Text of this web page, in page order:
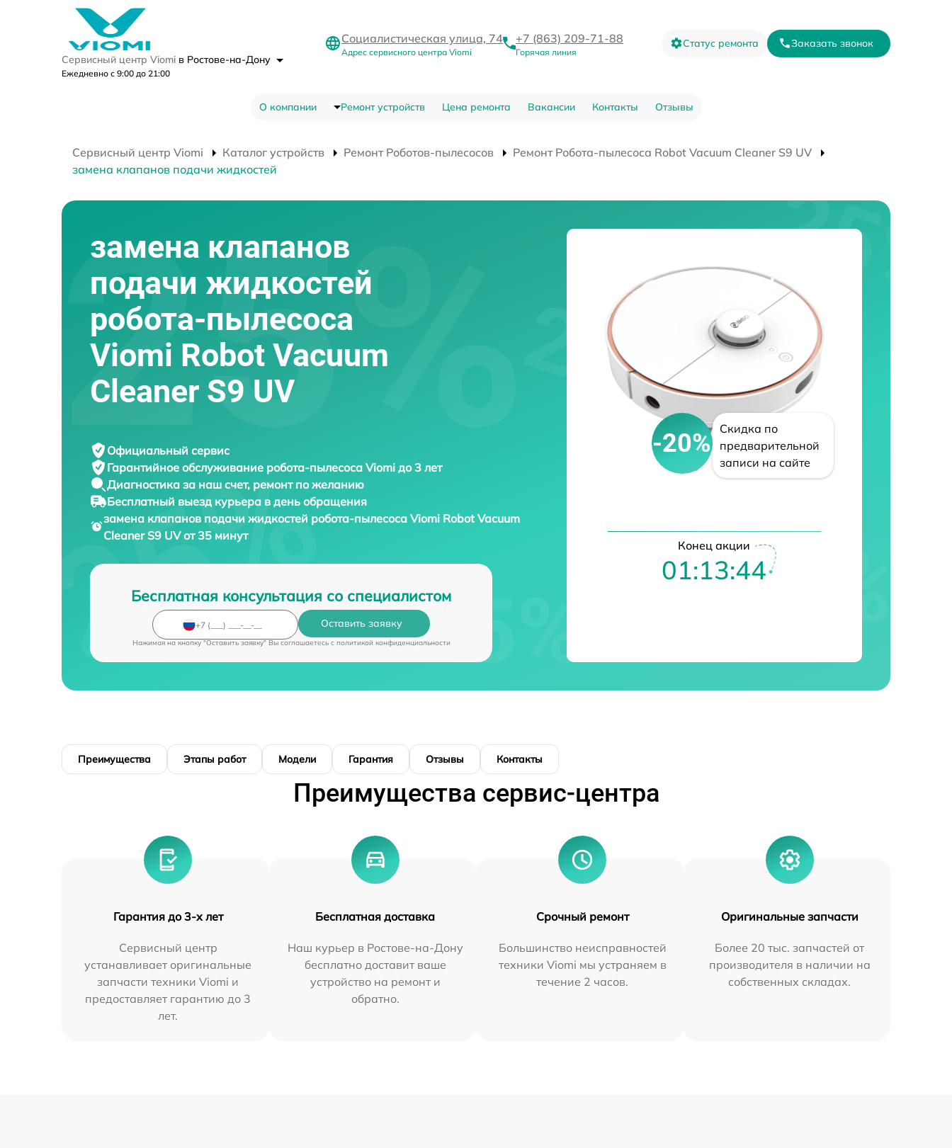
Сервисный центр Viomi в Ростове-на-Дону
Ежедневно с 9:00 до 21:00
Социалистическая улица, 74
Адрес сервисного центра Viomi
+7 (863) 209-71-88
Горячая линия
Статус ремонта Заказать звонок
О компании Ремонт устройств Цена ремонта Вакансии Контакты Отзывы
Сервисный центр Viomi Каталог устройств Ремонт Роботов-пылесосов
Ремонт Робота-пылесоса Robot Vacuum Cleaner S9 UV
замена клапанов подачи жидкостей
замена клапанов
подачи жидкостей
робота-пылесоса
Viomi Robot Vacuum
Cleaner S9 UV
Официальный сервис
Гарантийное обслуживание робота-пылесоса Viomi до 3 лет
Диагностика за наш счет, ремонт по желанию
Бесплатный выезд курьера в день обращения
замена клапанов подачи жидкостей робота-пылесоса Viomi Robot Vacuum
Cleaner S9 UV от 35 минут
Бесплатная консультация со специалистом
Оставить заявку
Нажимая на кнопку "Оставить заявку" Вы соглашаетесь c политикой конфиденциальности
-20%
Скидка по
предварительной
записи на сайте
Конец акции
01:13:43
Преимущества Этапы работ Модели Гарантия Отзывы Контакты
Преимущества сервис-центра
Гарантия до 3-х лет
Сервисный центр
устанавливает оригинальные
запчасти техники Viomi и
предоставляет гарантию до 3
лет.
Бесплатная доставка
Наш курьер в Ростове-на-Дону
бесплатно доставит ваше
устройство на ремонт и
обратно.
Срочный ремонт
Большинство неисправностей
техники Viomi мы устраняем в
течение 2 часов.
Оригинальные запчасти
Более 20 тыс. запчастей от
производителя в наличии на
собственных складах.